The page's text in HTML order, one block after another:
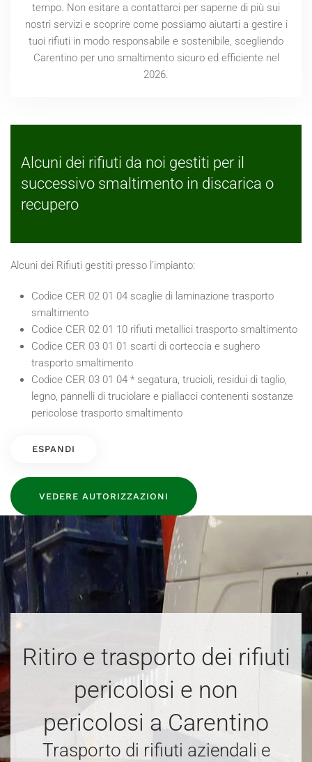
tempo. Non esitare a contattarci per saperne di più sui
nostri servizi e scoprire come possiamo aiutarti a gestire i
tuoi rifiuti in modo responsabile e sostenibile, scegliendo
Carentino per uno smaltimento sicuro ed efficiente nel
2026.
Alcuni dei rifiuti da noi gestiti per il
successivo smaltimento in discarica o
recupero
Alcuni dei Rifiuti gestiti presso l'impianto:
Codice CER 02 01 04 scaglie di laminazione trasporto
smaltimento
Codice CER 02 01 10 rifiuti metallici trasporto smaltimento
Codice CER 03 01 01 scarti di corteccia e sughero
trasporto smaltimento
Codice CER 03 01 04 * segatura, trucioli, residui di taglio,
legno, pannelli di truciolare e piallacci contenenti sostanze
pericolose trasporto smaltimento
ESPANDI
VEDERE AUTORIZZAZIONI
Ritiro e trasporto dei rifiuti
pericolosi e non
pericolosi a Carentino
Trasporto di rifiuti aziendali e